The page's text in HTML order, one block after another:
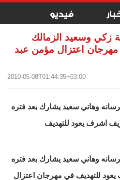
فيديو
زكي وسعيد الزمالك
مهرجان اعتزال مؤمن عبد
2010-05-08T01:44:35+03:00
وهاني سعيد يشارك بعد فتره
اشرف يعود للتهديف
وهاني سعيد يشارك بعد فتره
للتهديف في مهرجان اعتزال